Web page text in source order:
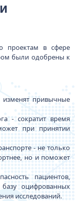
проектам в сфере
были одобрены к
привычные
- сократит время
при принятии
- не только
но и поможет
пациентов,
оцифрованных
исследований.